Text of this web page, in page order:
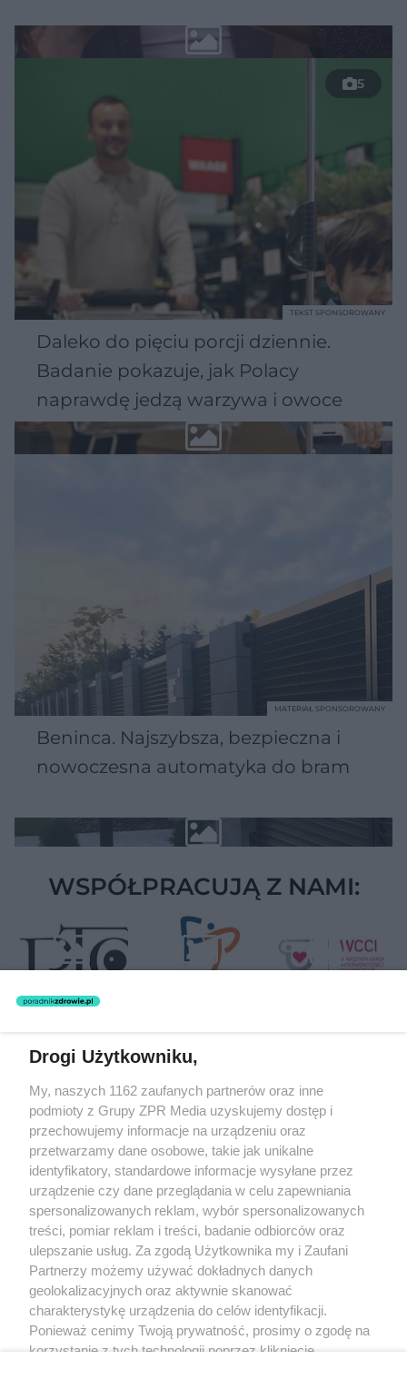
5
Daleko do pięciu porcji dziennie.
Badanie pokazuje, jak Polacy
naprawdę jedzą warzywa i owoce
TEKST SPONSOROWANY
Beninca. Najszybsza, bezpieczna i
nowoczesna automatyka do bram
MATERIAŁ SPONSOROWANY
WSPÓŁPRACUJĄ Z NAMI:
rozpowszechniany lub dalej rozpowszechniany w jakikolwiek sposób
(w tym także elektroniczny lub mechaniczny) na jakimkolwiek polu
eksploatacji w jakiejkolwiek formie, włącznie z umieszczaniem w
Internecie bez pisemnej zgody właściciela praw. Jakiekolwiek użycie
lub wykorzystanie utworów w całości lub w części z naruszeniem
prawa, tzn. bez właściwej zgody, jest zabronione pod groźbą kary i
może być ścigane prawnie.
O nas
Informacje prawne
Drogi Użytkowniku,
My, naszych 1162 zaufanych partnerów oraz inne
podmioty z Grupy ZPR Media uzyskujemy dostęp i
przechowujemy informacje na urządzeniu oraz
przetwarzamy dane osobowe, takie jak unikalne
identyfikatory, standardowe informacje wysyłane przez
urządzenie czy dane przeglądania w celu zapewniania
spersonalizowanych reklam, wybór spersonalizowanych
treści, pomiar reklam i treści, badanie odbiorców oraz
ulepszanie usług. Za zgodą Użytkownika my i Zaufani
Partnerzy możemy używać dokładnych danych
geolokalizacyjnych oraz aktywnie skanować
charakterystykę urządzenia do celów identyfikacji.
Ponieważ cenimy Twoją prywatność, prosimy o zgodę na
korzystanie z tych technologii poprzez kliknięcie